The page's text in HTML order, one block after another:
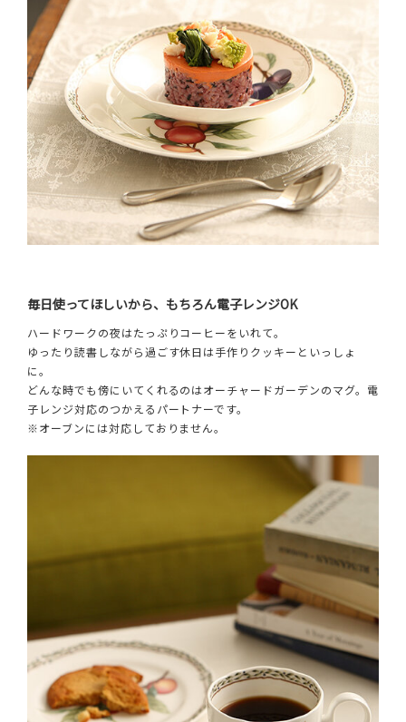
毎日使ってほしいから、もちろん電子レンジOK
ハードワークの夜はたっぷりコーヒーをいれて。
ゆったり読書しながら過ごす休日は手作りクッキーといっしょ
に。
どんな時でも傍にいてくれるのはオーチャードガーデンのマグ。電
子レンジ対応のつかえるパートナーです。
※オーブンには対応しておりません。